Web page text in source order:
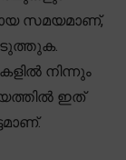
സമയമാണ്,
നിന്നും
ഇത്